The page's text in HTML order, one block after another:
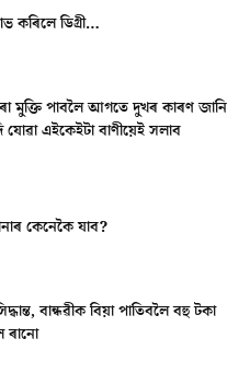
কৰিলে ডিগ্ৰী…
মুক্তি পাবলৈ আগতে দুখৰ কাৰণ জানি
এইকেইটা বাণীয়েই সলাব
কেনেকৈ যাব?
বান্ধৱীক বিয়া পাতিবলৈ বহু টকা
ৰানো